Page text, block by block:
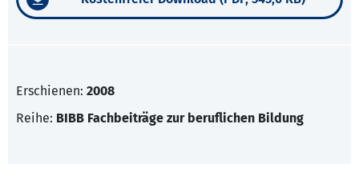
Erschienen: 2008
Reihe: BIBB Fachbeiträge zur beruflichen Bildung